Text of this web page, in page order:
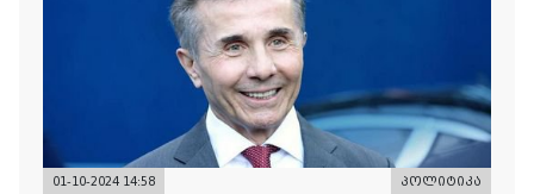
01-10-2024 14:58 პოლიტიკა